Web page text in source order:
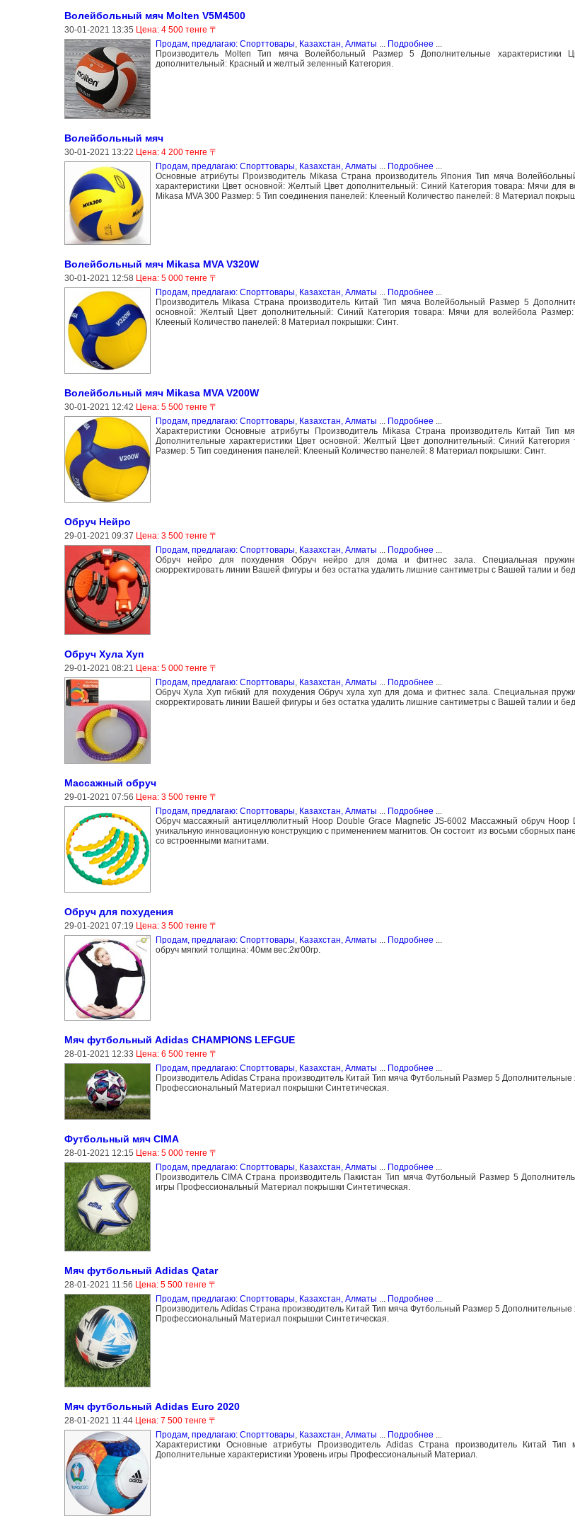
Волейбольный мяч Molten V5M4500
30-01-2021 13:35 Цена: 4 500 тенге 〒
Продам, предлагаю: Спорттовары, Казахстан, Алматы ... Подробнее ...
Производитель Molten Тип мяча Волейбольный Размер 5 Дополнительные характеристики
дополнительный: Красный и желтый зеленный Категория.
Волейбольный мяч
30-01-2021 13:22 Цена: 4 200 тенге 〒
Продам, предлагаю: Спорттовары, Казахстан, Алматы ... Подробнее ...
Основные атрибуты Производитель Mikasa Страна производитель Япония Тип мяча
характеристики Цвет основной: Желтый Цвет дополнительный: Синий Категория товара: Мячи для
Mikasa MVA 300 Размер: 5 Тип соединения панелей: Клееный Количество панелей: 8 Материал
Волейбольный мяч Mikasa MVA V320W
30-01-2021 12:58 Цена: 5 000 тенге 〒
Продам, предлагаю: Спорттовары, Казахстан, Алматы ... Подробнее ...
Производитель Mikasa Страна производитель Китай Тип мяча Волейбольный Размер 5
основной: Желтый Цвет дополнительный: Синий Категория товара: Мячи для волейбола
Клееный Количество панелей: 8 Материал покрышки: Синт.
Волейбольный мяч Mikasa MVA V200W
30-01-2021 12:42 Цена: 5 500 тенге 〒
Продам, предлагаю: Спорттовары, Казахстан, Алматы ... Подробнее ...
Характеристики Основные атрибуты Производитель Mikasa Страна производитель Китай Тип
Дополнительные характеристики Цвет основной: Желтый Цвет дополнительный: Синий
Размер: 5 Тип соединения панелей: Клееный Количество панелей: 8 Материал покрышки: Синт.
Обруч Нейро
29-01-2021 09:37 Цена: 3 500 тенге 〒
Продам, предлагаю: Спорттовары, Казахстан, Алматы ... Подробнее ...
Обруч нейро для похудения Обруч нейро для дома и фитнес зала. Специальная
скорректировать линии Вашей фигуры и без остатка удалить лишние сантиметры с Вашей талии и
Обруч Хула Хуп
29-01-2021 08:21 Цена: 5 000 тенге 〒
Продам, предлагаю: Спорттовары, Казахстан, Алматы ... Подробнее ...
Обруч Хула Хуп гибкий для похудения Обруч хула хуп для дома и фитнес зала. Специальная
скорректировать линии Вашей фигуры и без остатка удалить лишние сантиметры с Вашей талии и
Массажный обруч
29-01-2021 07:56 Цена: 3 500 тенге 〒
Продам, предлагаю: Спорттовары, Казахстан, Алматы ... Подробнее ...
Обруч массажный антицеллюлитный Hoop Double Grace Magnetic JS-6002 Массажный обруч Hoop
уникальную инновационную конструкцию с применением магнитов. Он состоит из восьми сборных
со встроенными магнитами.
Обруч для похудения
29-01-2021 07:19 Цена: 3 500 тенге 〒
Продам, предлагаю: Спорттовары, Казахстан, Алматы ... Подробнее ...
обруч мягкий толщина: 40мм вес:2кг00гр.
Мяч футбольный Adidas CHAMPIONS LEFGUE
28-01-2021 12:33 Цена: 6 500 тенге 〒
Продам, предлагаю: Спорттовары Казахстан, Алматы Подробнее
Производитель Аdidas Страна производитель Китай Тип мяча Футбольный Размер 5 Дополнительные
Профессиональный Материал покрышки Синтетическая.
Футбольный мяч CIMA
28-01-2021 12:15 Цена: 5 000 тенге 〒
Продам, предлагаю: Спорттовары, Казахстан, Алматы ... Подробнее ...
Производитель CIMA Страна производитель Пакистан Тип мяча Футбольный Размер 5
игры Профессиональный Материал покрышки Синтетическая.
Мяч футбольный Аdidas Qatar
28-01-2021 11:56 Цена: 5 500 тенге 〒
Продам, предлагаю: Спорттовары, Казахстан, Алматы ... Подробнее ...
Производитель Аdidas Страна производитель Китай Тип мяча Футбольный Размер 5 Дополнительные
Профессиональный Материал покрышки Синтетическая.
Мяч футбольный Adidas Euro 2020
28-01-2021 11:44 Цена: 7 500 тенге 〒
Продам, предлагаю: Спорттовары Казахстан, Алматы Подробнее
Характеристики Основные атрибуты Производитель Аdidas Страна производитель Китай
Дополнительные характеристики Уровень игры Профессиональный Материал.